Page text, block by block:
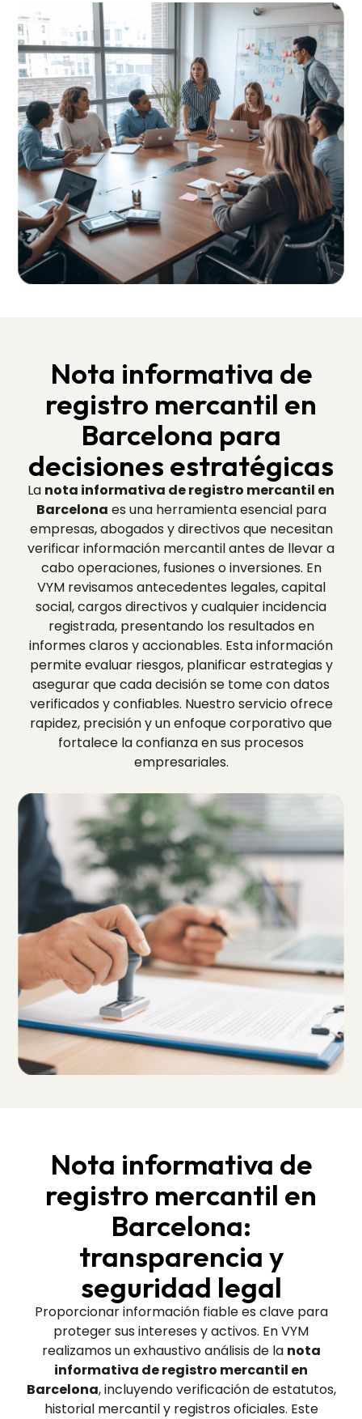
Nota informativa de
registro mercantil en
Barcelona para
decisiones estratégicas
La nota informativa de registro mercantil en
Barcelona es una herramienta esencial para
empresas, abogados y directivos que necesitan
verificar información mercantil antes de llevar a
cabo operaciones, fusiones o inversiones. En
VYM revisamos antecedentes legales, capital
social, cargos directivos y cualquier incidencia
registrada, presentando los resultados en
informes claros y accionables. Esta información
permite evaluar riesgos, planificar estrategias y
asegurar que cada decisión se tome con datos
verificados y confiables. Nuestro servicio ofrece
rapidez, precisión y un enfoque corporativo que
fortalece la confianza en sus procesos
empresariales.
Nota informativa de
registro mercantil en
Barcelona:
transparencia y
seguridad legal
Proporcionar información fiable es clave para
proteger sus intereses y activos. En VYM
realizamos un exhaustivo análisis de la nota
informativa de registro mercantil en
Barcelona, incluyendo verificación de estatutos,
historial mercantil y registros oficiales. Este